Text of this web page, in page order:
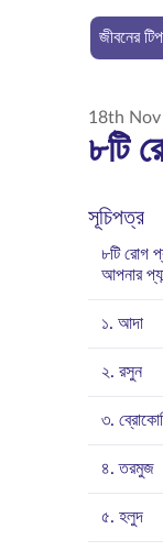
জীবনের
18th
৮টি
সূচিপত্র
৮টি রোগ
আপনার
১. আদা
২. রসুন
৩.
৪. তরমুজ
৫. হলুদ